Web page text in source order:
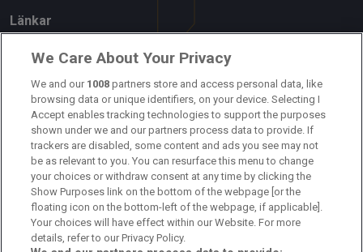
Länkar
Om oss
Kontakta oss
Kundtjänst
Sponsor: Rekatochklart
Annonsera på Fotbolldirekt
Redaktionell policy
Personuppgiftspolicy
We Care About Your Privacy
We and our 1008 partners store and access personal data, like
browsing data or unique identifiers, on your device. Selecting I
Accept enables tracking technologies to support the purposes
shown under we and our partners process data to provide. If
trackers are disabled, some content and ads you see may not
be as relevant to you. You can resurface this menu to change
your choices or withdraw consent at any time by clicking the
Show Purposes link on the bottom of the webpage [or the
floating icon on the bottom-left of the webpage, if applicable].
Your choices will have effect within our Website. For more
details, refer to our Privacy Policy.